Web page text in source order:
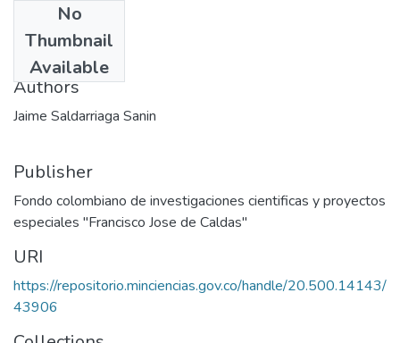
No
Thumbnail
Available
1976
Authors
Jaime Saldarriaga Sanin
Publisher
Fondo colombiano de investigaciones cientificas y proyectos
especiales "Francisco Jose de Caldas"
URI
https://repositorio.minciencias.gov.co/handle/20.500.14143/
43906